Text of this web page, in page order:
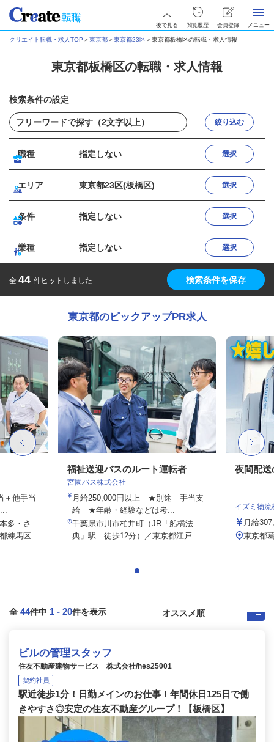
後で見る 閲覧履歴 会員登録 メニュー
クリエイト転職・求人TOP ＞東京都＞東京都23区＞東京都板橋区の転職・求人情報
東京都板橋区の転職・求人情報
検索条件の設定
絞り込む
職種 指定しない 選択
エリア 東京都23区(板橋区) 選択
条件 指定しない 選択
業種 指定しない 選択
全 44 件ヒットしました 検索条件を保存
東京都のピックアップPR求人
＋他手当
多・さ
練馬区...
福祉送迎バスのルート運転者
宮園バス株式会社
月給250,000円以上 ★別途 手当支
給 ★年齢・経験などは考...
千葉県市川市柏井町（JR「船橋法
典」駅 徒歩12分）／東京都江戸...
夜間配
イズミ物
月給
東京都
全 44件中 1 - 20件を表示
ビルの管理スタッフ
住友不動産建物サービス 株式会社/hes25001
契約社員
駅近徒歩1分！日勤メインのお仕事！年間休日125日で働
きやすさ◎安定の住友不動産グループ！【板橋区】